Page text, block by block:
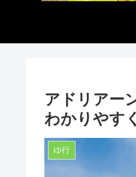
アドリアー
わかりやす
ゆ行